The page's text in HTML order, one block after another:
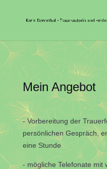
Mein Angebot
- Vorbereitung der
persönlichen Gespräch,
eine Stunde
- mögliche Telefonate mit